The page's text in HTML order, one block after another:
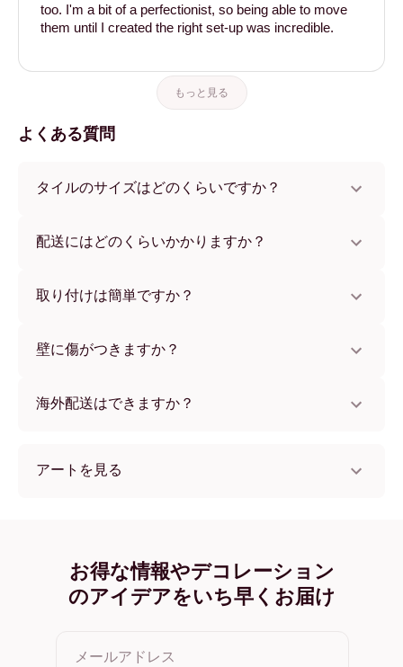
too. I'm a bit of a perfectionist, so being able to move
them until I created the right set-up was incredible.
もっと見る
よくある質問
タイルのサイズはどのくらいですか？
フレームカラーからお選びいただけます。
配送にはどのくらいかかりますか？
用いただけます。ご注文後、追跡番号をお知らせします。
取り付けは簡単ですか？
をつけないため、賃貸のお部屋でも安心してお使いいただ
壁に傷がつきますか？
海外配送はできますか？
アートを見る
collectionSeasonal (3) オーク
collectionSeasonal (3) ワイド ブラック
collectionSeasonal (3) ワイド ホワイト
お得な情報やデコレーション
のアイデアをいち早くお届け
メールアドレス